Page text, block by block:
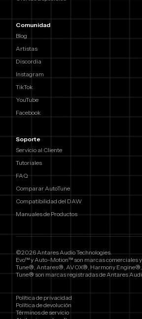
Comunidad
Blog
Artistas
Discordia
Instagram
TikTok
YouTube
Facebook
Soporte
Servicio al Cliente
Tutoriales
FAQ
Comparar AutoTune
Compatibilidad del DAW
Manuales de Productos
©2026 Antares Audio Technologies.
Evo™ y Auto-Motion™ son marcas comerciales
Tune®, Antares®, AVOX®, Harmony
Tune® son marcas registradas de Antares
Política de privacidad
Política de devolución
Términos de servicio